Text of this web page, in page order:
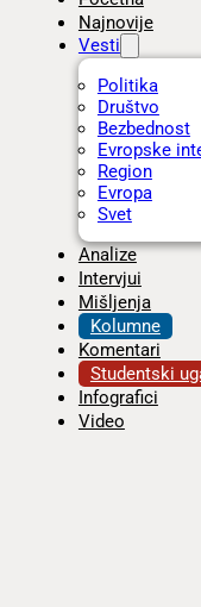
Najnovije
Vesti
Politika
Društvo
Bezbednost
Evropske
Region
Evropa
Svet
Analize
Intervjui
Mišljenja
Kolumne
Komentari
Studentski
Infografici
Video